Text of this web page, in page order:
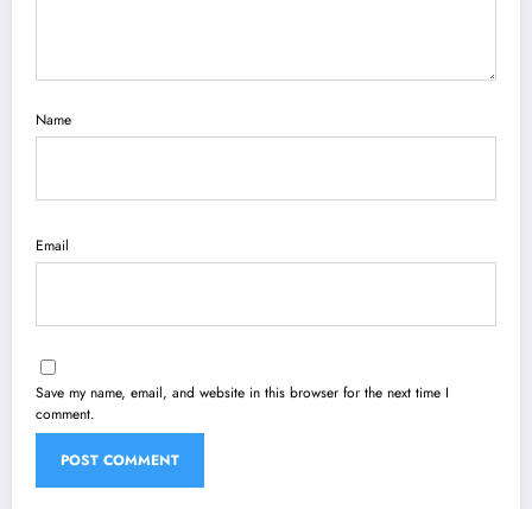
Name
Email
Save my name, email, and website in this browser for the next time I
comment.